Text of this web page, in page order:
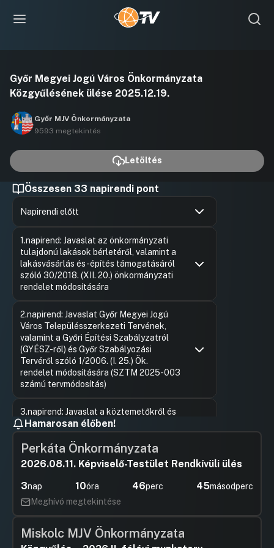
lejátszása
Győr Megyei Jogú Város Önkormányzata
Közgyűlésének ülése 2025.12.19.
Győr MJV Önkormányzata
9593 megtekintés
Letöltés
Összesen 33 napirendi pont
Napirendi előtt
1.napirend: Javaslat az önkormányzati
tulajdonú lakások bérletéről, valamint a
lakásvásárlás és -építés támogatásáról
szóló 30/2018. (XII. 20.) önkormányzati
rendelet módosítására
2.napirend: Javaslat Győr Megyei Jogú
Város Településszerkezeti Tervének,
valamint a Győri Építési Szabályzatról
(GYÉSZ-ről) és Győr Szabályozási
Tervéről szóló 1/2006. (I. 25.) Ök.
rendelet módosítására (SZTM 2025-003
számú tervmódosítás)
3.napirend: Javaslat a köztemetőkről és
a temetkezés rendjéről szóló 16/2004.
(IV. 16.) önkormányzati rendelet
módosítására
HozzászólásokUgrás a napirendi pontra
Kósa
Város Önkormányzata és Győr Megyei
Jogú Város Polgármesteri Hivatala 2026.
évi ellenőrzési tervére
HozzászólásokUgrás a napirendi pontra
5.napirend: Javaslat Győr Megyei Jogú
Hamarosan élőben!
Perkáta Önkormányzata
2026.08.11. Képviselő-Testület Rendkívüli ülés
3nap 10óra 46perc 45másodperc
Meghívó megtekintése
Miskolc MJV Önkormányzata